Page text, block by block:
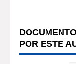
POR ESTE